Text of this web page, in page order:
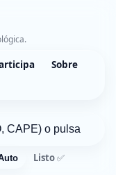
Sobre
Listo ✅